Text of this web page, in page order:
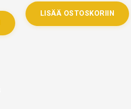
LISÄÄ OSTOSKORIIN